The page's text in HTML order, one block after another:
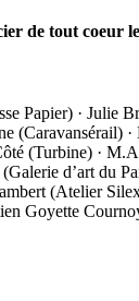
de tout coeur
Papier) · Julie
(Caravansérail)
(Turbine) ·
d’art du
(Atelier
Goyette